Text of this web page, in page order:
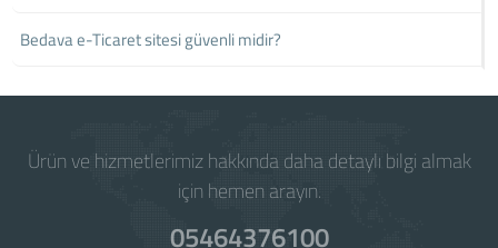
Bedava e-Ticaret sitesi güvenli midir?
Ürün ve hizmetlerimiz hakkında daha detaylı bilgi almak
için hemen arayın.
05464376100